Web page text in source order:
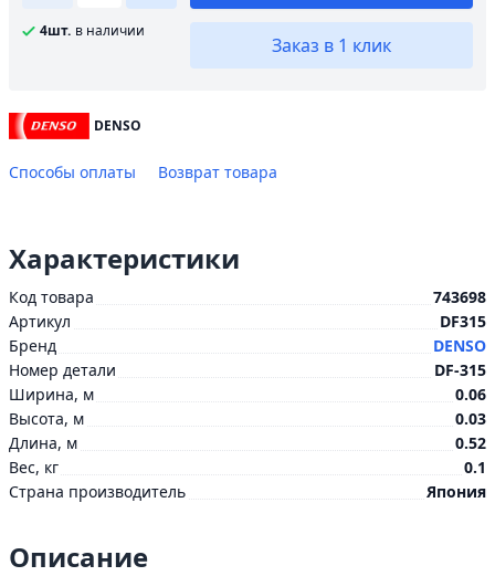
4шт. в наличии
Заказ в 1 клик
DENSO
Способы оплаты Возврат товара
Характеристики
Код товара
743698
Артикул
DF315
Бренд
DENSO
Номер детали
DF-315
Ширина, м
0.06
Высота, м
0.03
Длина, м
0.52
Вес, кг
0.1
Страна производитель
Япония
Описание